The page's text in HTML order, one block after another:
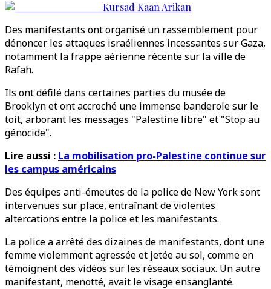
Kursad Kaan Arikan
Des manifestants ont organisé un rassemblement pour
dénoncer les attaques israéliennes incessantes sur Gaza,
notamment la frappe aérienne récente sur la ville de
Rafah.
Ils ont défilé dans certaines parties du musée de
Brooklyn et ont accroché une immense banderole sur le
toit, arborant les messages "Palestine libre" et "Stop au
génocide".
Lire aussi : La mobilisation pro-Palestine continue sur
les campus américains
Des équipes anti-émeutes de la police de New York sont
intervenues sur place, entraînant de violentes
altercations entre la police et les manifestants.
La police a arrêté des dizaines de manifestants, dont une
femme violemment agressée et jetée au sol, comme en
témoignent des vidéos sur les réseaux sociaux. Un autre
manifestant, menotté, avait le visage ensanglanté.